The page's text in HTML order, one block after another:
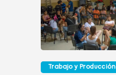
Trabajo y Producción